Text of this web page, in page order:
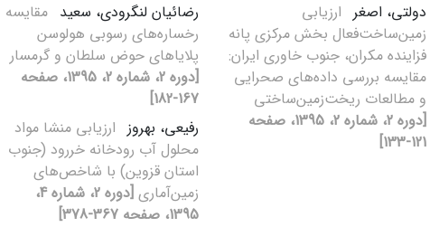
دولتی، اصغر ارزیابی
زمین‌ساخت‌فعال بخش مرکزی پانه
فزاینده مکران، جنوب خاوری ایران:
مقایسه بررسی داده‌های صحرایی
و مطالعات ریخت‌زمین‌ساختی
[دوره 2، شماره 2، 1395، صفحه
121-133]
رضائیان لنگرودی، سعید مقایسه
رخساره‌های رسوبی هولوسن
پلایاهای حوض سلطان و گرمسار
[دوره 2، شماره 2، 1395، صفحه
167-182]
رفیعی، بهروز ارزیابی منشا مواد
محلول آب رودخانه خررود (جنوب
استان قزوین) با شاخص‌های
زمین‌آماری
[دوره 2، شماره 4،
1395، صفحه 367-378]